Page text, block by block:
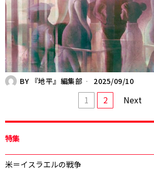
BY 『地平』編集部 2025/09/10
1 2 Next
特集
米＝イスラエルの戦争